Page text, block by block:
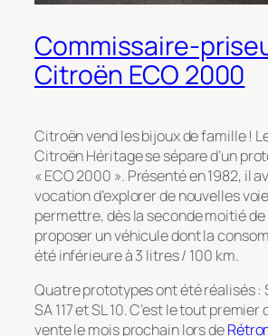
Commissaire-
Citroën ECO 2000
Citroën vend les bijoux de famille !
Citroën Héritage se sépare d’un
« ECO 2000 ». Présenté en 1982, il
vocation d’explorer de nouvelles
permettre, dès la seconde moitié
proposer un véhicule dont la
été inférieure à 3 litres / 100 km.
Quatre prototypes ont été réalisés :
SA 117 et SL 10. C’est le tout
vente le mois prochain lors de